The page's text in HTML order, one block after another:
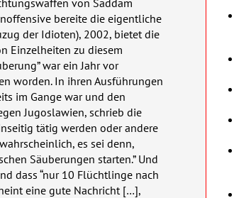
von Saddam
bereite die eigentliche
der Idioten), 2002, bietet die
Einzelheiten zu diesem
war ein Jahr vor
worden. In ihren Ausführungen
im Gange war und den
Jugoslawien, schrieb die
tätig werden oder andere
es sei denn,
Säuberungen starten.” Und
dass “nur 10 Flüchtlinge nach
eine gute Nachricht […],